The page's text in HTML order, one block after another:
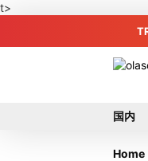
t>
国内
Home